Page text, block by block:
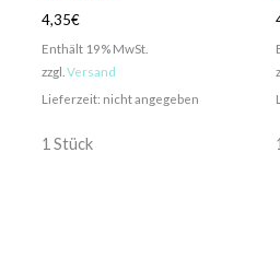
4,35€
Enthält 19% MwSt.
zzgl. Versand
Lieferzeit: nicht angegeben
1 Stück